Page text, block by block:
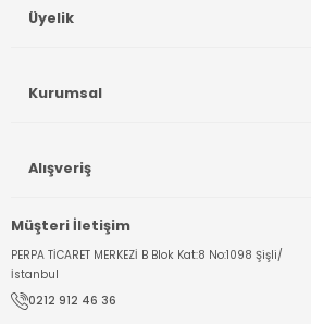
Müşteri İletişim
PERPA TİCARET MERKEZİ B Blok Kat:8 No:1098 Şişli/
İstanbul
0212 912 46 36
Üyelik
Kurumsal
Alışveriş